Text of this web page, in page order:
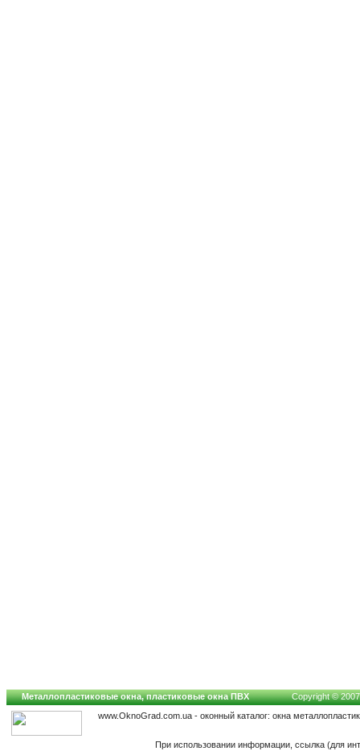
Металлопластиковые окна, пластиковые окна ПВХ
Copyright ©
www.OknoGrad.com.ua - оконный каталог: окна
При использовании информации, ссылка (для